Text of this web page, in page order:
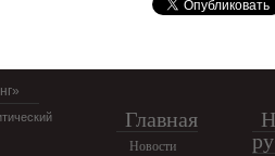
Главная
Новости